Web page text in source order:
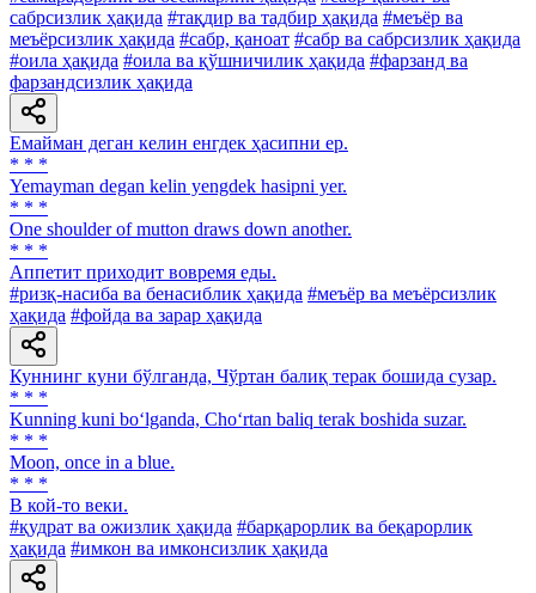
сабрсизлик ҳақида #тақдир ва тадбир ҳақида #меъёр ва
меъёрсизлик ҳақида #сабр, қаноат #сабр ва сабрсизлик ҳақида
#оила ҳақида #оила ва қўшничилик ҳақида #фарзанд ва
фарзандсизлик ҳақида
Емайман деган келин енгдек ҳасипни ер.
* * *
Yemayman degan kelin yengdek hasipni yer.
* * *
One shoulder of mutton draws down another.
* * *
Аппетит приходит вовремя еды.
#ризқ-насиба ва бенасиблик ҳақида #меъёр ва меъёрсизлик
ҳақида #фойда ва зарар ҳақида
Куннинг куни бўлганда, Чўртан балиқ терак бошида сузар.
* * *
Kunning kuni bo‘lganda, Cho‘rtan baliq terak boshida suzar.
* * *
Moon, once in a blue.
* * *
В кой-то веки.
#қудрат ва ожизлик ҳақида #барқарорлик ва беқарорлик
ҳақида #имкон ва имконсизлик ҳақида